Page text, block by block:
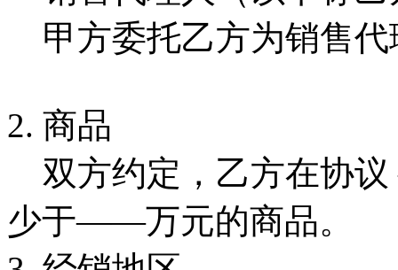
甲方委托乙方为销售代
2. 商品
双方约定，乙方在协
少于——万元的商品。